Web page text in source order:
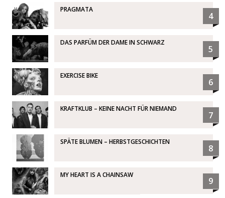
PRAGMATA
4
DAS PARFÜM DER DAME IN SCHWARZ
5
EXERCISE BIKE
6
KRAFTKLUB – KEINE NACHT FÜR NIEMAND
7
SPÄTE BLUMEN – HERBSTGESCHICHTEN
8
MY HEART IS A CHAINSAW
9